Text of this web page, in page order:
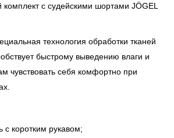
комплект с судейскими шортами JÖGEL
технология обработки тканей
быстрому выведению влаги и
чувствовать себя комфортно при
коротким рукавом;